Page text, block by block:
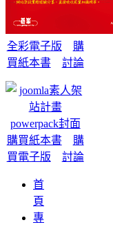
全彩電子版
購
買紙本書
討論
購買紙本書
購
買電子版
討論
首
頁
專